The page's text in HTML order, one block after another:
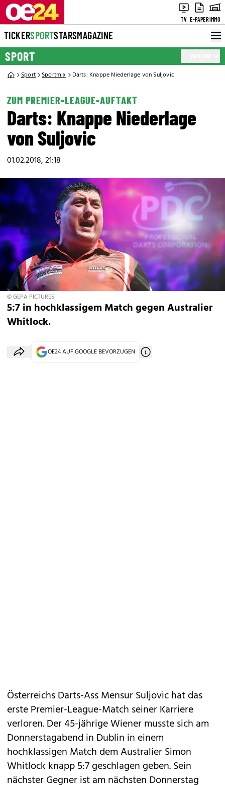
TV E-PAPERIMMO
TICKERSPORTSTARSMAGAZINE
SPORT
Sport Sportmix Darts: Knappe Niederlage von Suljovic
ZUM PREMIER-LEAGUE-AUFTAKT
Darts: Knappe Niederlage
von Suljovic
01.02.2018, 21:18
© GEPA PICTURES
5:7 in hochklassigem Match gegen Australier
Whitlock.
OE24 AUF GOOGLE BEVORZUGEN
Österreichs Darts-Ass Mensur Suljovic hat das
erste Premier-League-Match seiner Karriere
verloren. Der 45-jährige Wiener musste sich am
Donnerstagabend in Dublin in einem
hochklassigen Match dem Australier Simon
Whitlock knapp 5:7 geschlagen geben. Sein
nächster Gegner ist am nächsten Donnerstag